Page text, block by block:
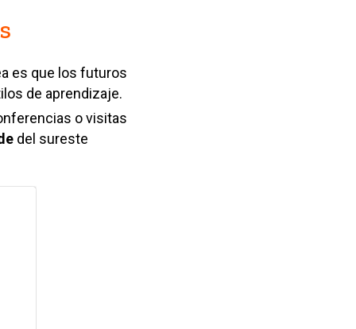
es que los futuros
de aprendizaje.
o visitas
del sureste